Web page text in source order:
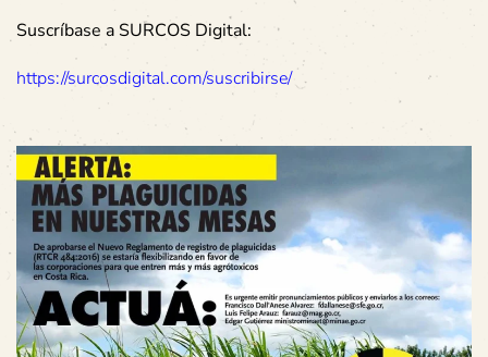
Suscríbase a SURCOS Digital:
https://surcosdigital.com/suscribirse/